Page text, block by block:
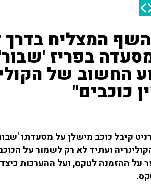
המצליח בדרך
בפריז
החשוב של
כוכבים"
קיבל כוכב מישלן על מסעדתו
ועתיד לא רק לשמור על
על ההזמנה לטקס, ועל ההערכות